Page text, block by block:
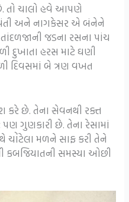
તો ચાલો હવે આપણે
અને નાગકેસર એ બંનેને
જડના રસના પાંચ
દુખાતા હરસ માટે ઘણી
દિવસમાં બે ત્રણ વખત
કરે છે. તેના સેવનથી રક્ત
પણ ગુણકારી છે. તેના રેસામાં
ચોંટેલા મળને સાફ કરી તેને
કબજિયાતની સમસ્યા ઓછી